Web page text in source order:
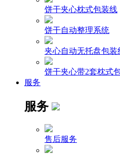
饼干夹心枕式包装线
饼干自动整理系统
夹心自动无托盘包装
饼干夹心带2套枕式
服务
服务
售后服务